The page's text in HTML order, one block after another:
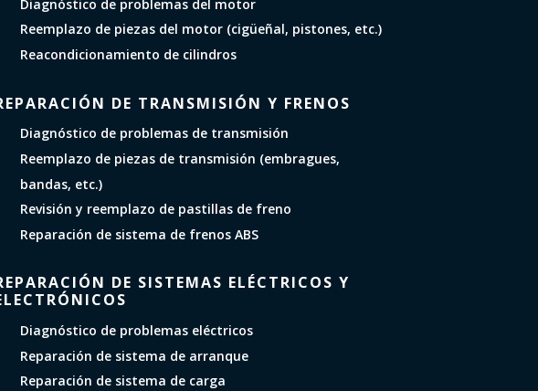
Diagnóstico de problemas del motor
Reemplazo de piezas del motor (cigüeñal, pistones, etc.)
Reacondicionamiento de cilindros
DE TRANSMISIÓN Y FRENOS
Diagnóstico de problemas de transmisión
Reemplazo de piezas de transmisión (embragues,
bandas, etc.)
Revisión y reemplazo de pastillas de freno
Reparación de sistema de frenos ABS
DE SISTEMAS ELÉCTRICOS Y
Diagnóstico de problemas eléctricos
Reparación de sistema de arranque
Reparación de sistema de carga